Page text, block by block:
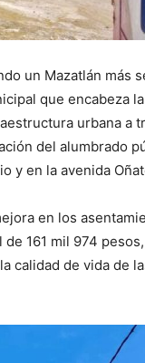
un Mazatlán más
que encabeza
urbana a
del alumbrado
y en la avenida
en los
161 mil 974
calidad de vida de